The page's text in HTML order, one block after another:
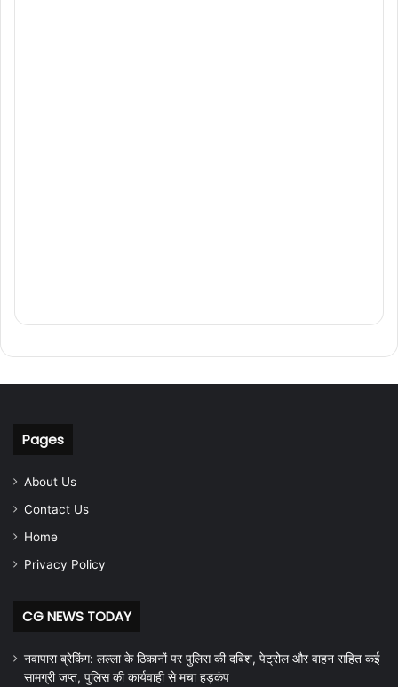
Pages
About Us
Contact Us
Home
Privacy Policy
CG NEWS TODAY
नवापारा ब्रेकिंग: लल्ला के ठिकानों पर पुलिस की दबिश, पेट्रोल और वाहन सहित कई
सामग्री जप्त, पुलिस की कार्यवाही से मचा हड़कंप